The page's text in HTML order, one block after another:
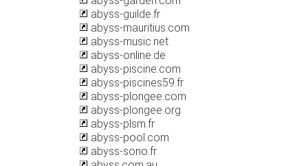
abyss-guilde.fr
abyss-mauritius.com
abyss-music.net
abyss-online.de
abyss-piscine.com
abyss-piscines59.fr
abyss-plongee.com
abyss-plongee.org
abyss-plsm.fr
abyss-pool.com
abyss-sono.fr